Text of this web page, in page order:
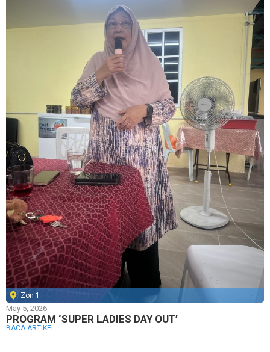
Zon 1
May 5, 2026
PROGRAM ‘SUPER LADIES DAY OUT’
BACA ARTIKEL